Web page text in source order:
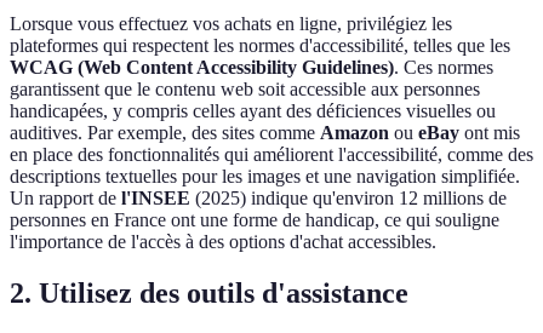
Lorsque vous effectuez vos achats en ligne, privilégiez les
plateformes qui respectent les normes d'accessibilité, telles que les
WCAG (Web Content Accessibility Guidelines). Ces normes
garantissent que le contenu web soit accessible aux personnes
handicapées, y compris celles ayant des déficiences visuelles ou
auditives. Par exemple, des sites comme Amazon ou eBay ont mis
en place des fonctionnalités qui améliorent l'accessibilité, comme des
descriptions textuelles pour les images et une navigation simplifiée.
Un rapport de l'INSEE (2025) indique qu'environ 12 millions de
personnes en France ont une forme de handicap, ce qui souligne
l'importance de l'accès à des options d'achat accessibles.
2. Utilisez des outils d'assistance